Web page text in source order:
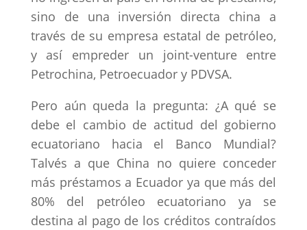
sino de una inversión directa china a
través de su empresa estatal de petróleo,
y así empreder un joint-venture entre
Petrochina, Petroecuador y PDVSA.
Pero aún queda la pregunta: ¿A qué se
debe el cambio de actitud del gobierno
ecuatoriano hacia el Banco Mundial?
Talvés a que China no quiere conceder
más préstamos a Ecuador ya que más del
80% del petróleo ecuatoriano ya se
destina al pago de los créditos contraídos